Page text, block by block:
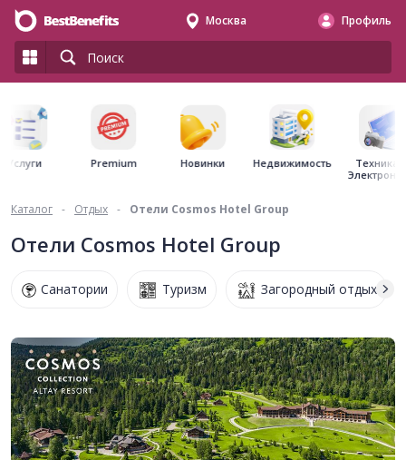
Москва Профиль
Услуги Premium Новинки Недвижимость
Техника
Каталог - Отдых - Отели Cosmos Hotel Group
Отели Cosmos Hotel Group
Санатории Туризм Загородный отдых